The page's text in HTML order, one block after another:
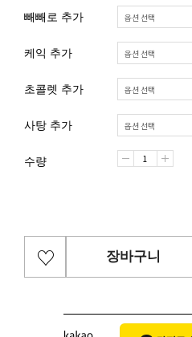
빼빼로 추가
케익 추가
초콜렛 추가
사탕 추가
수량
장바구니